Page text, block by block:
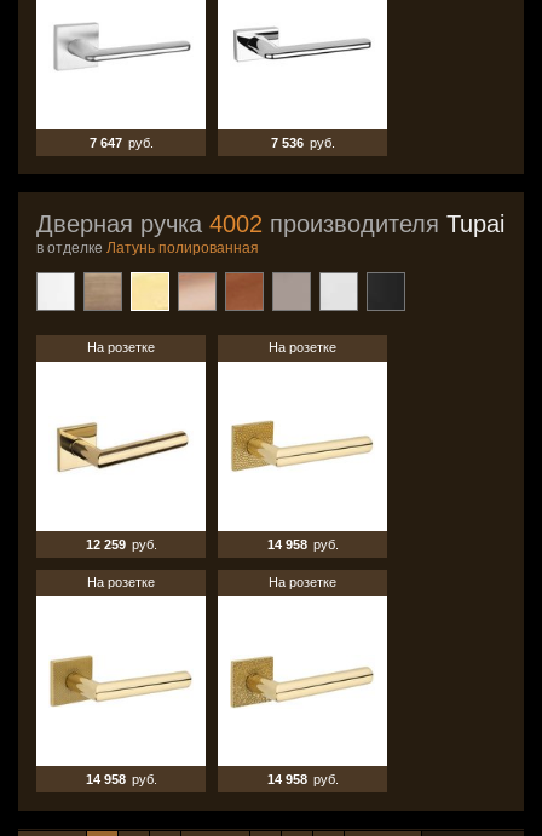
7 647 руб. 7 536 руб.
Дверная ручка 4002 производителя Tupai
в отделке Латунь полированная
На розетке
12 259 руб.
На розетке
14 958 руб.
На розетке
14 958 руб.
На розетке
14 958 руб.